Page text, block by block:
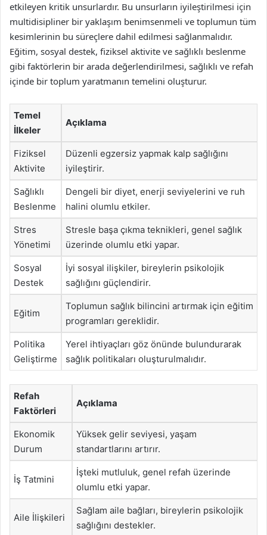
etkileyen kritik unsurlardır. Bu unsurların iyileştirilmesi için
multidisipliner bir yaklaşım benimsenmeli ve toplumun tüm
kesimlerinin bu süreçlere dahil edilmesi sağlanmalıdır.
Eğitim, sosyal destek, fiziksel aktivite ve sağlıklı beslenme
gibi faktörlerin bir arada değerlendirilmesi, sağlıklı ve refah
içinde bir toplum yaratmanın temelini oluşturur.
Temel
İlkeler
Açıklama
Fiziksel
Aktivite
Düzenli egzersiz yapmak kalp sağlığını
iyileştirir.
Sağlıklı
Beslenme
Dengeli bir diyet, enerji seviyelerini ve ruh
halini olumlu etkiler.
Stres
Yönetimi
Stresle başa çıkma teknikleri, genel sağlık
üzerinde olumlu etki yapar.
Sosyal
Destek
İyi sosyal ilişkiler, bireylerin psikolojik
sağlığını güçlendirir.
Eğitim
Toplumun sağlık bilincini artırmak için eğitim
programları gereklidir.
Politika
Geliştirme
Yerel ihtiyaçları göz önünde bulundurarak
sağlık politikaları oluşturulmalıdır.
Refah
Faktörleri
Açıklama
Ekonomik
Durum
Yüksek gelir seviyesi, yaşam
standartlarını artırır.
İş Tatmini
İşteki mutluluk, genel refah üzerinde
olumlu etki yapar.
Aile İlişkileri
Sağlam aile bağları, bireylerin psikolojik
sağlığını destekler.